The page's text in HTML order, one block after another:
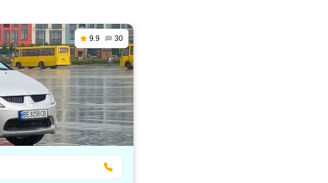
9.9 30